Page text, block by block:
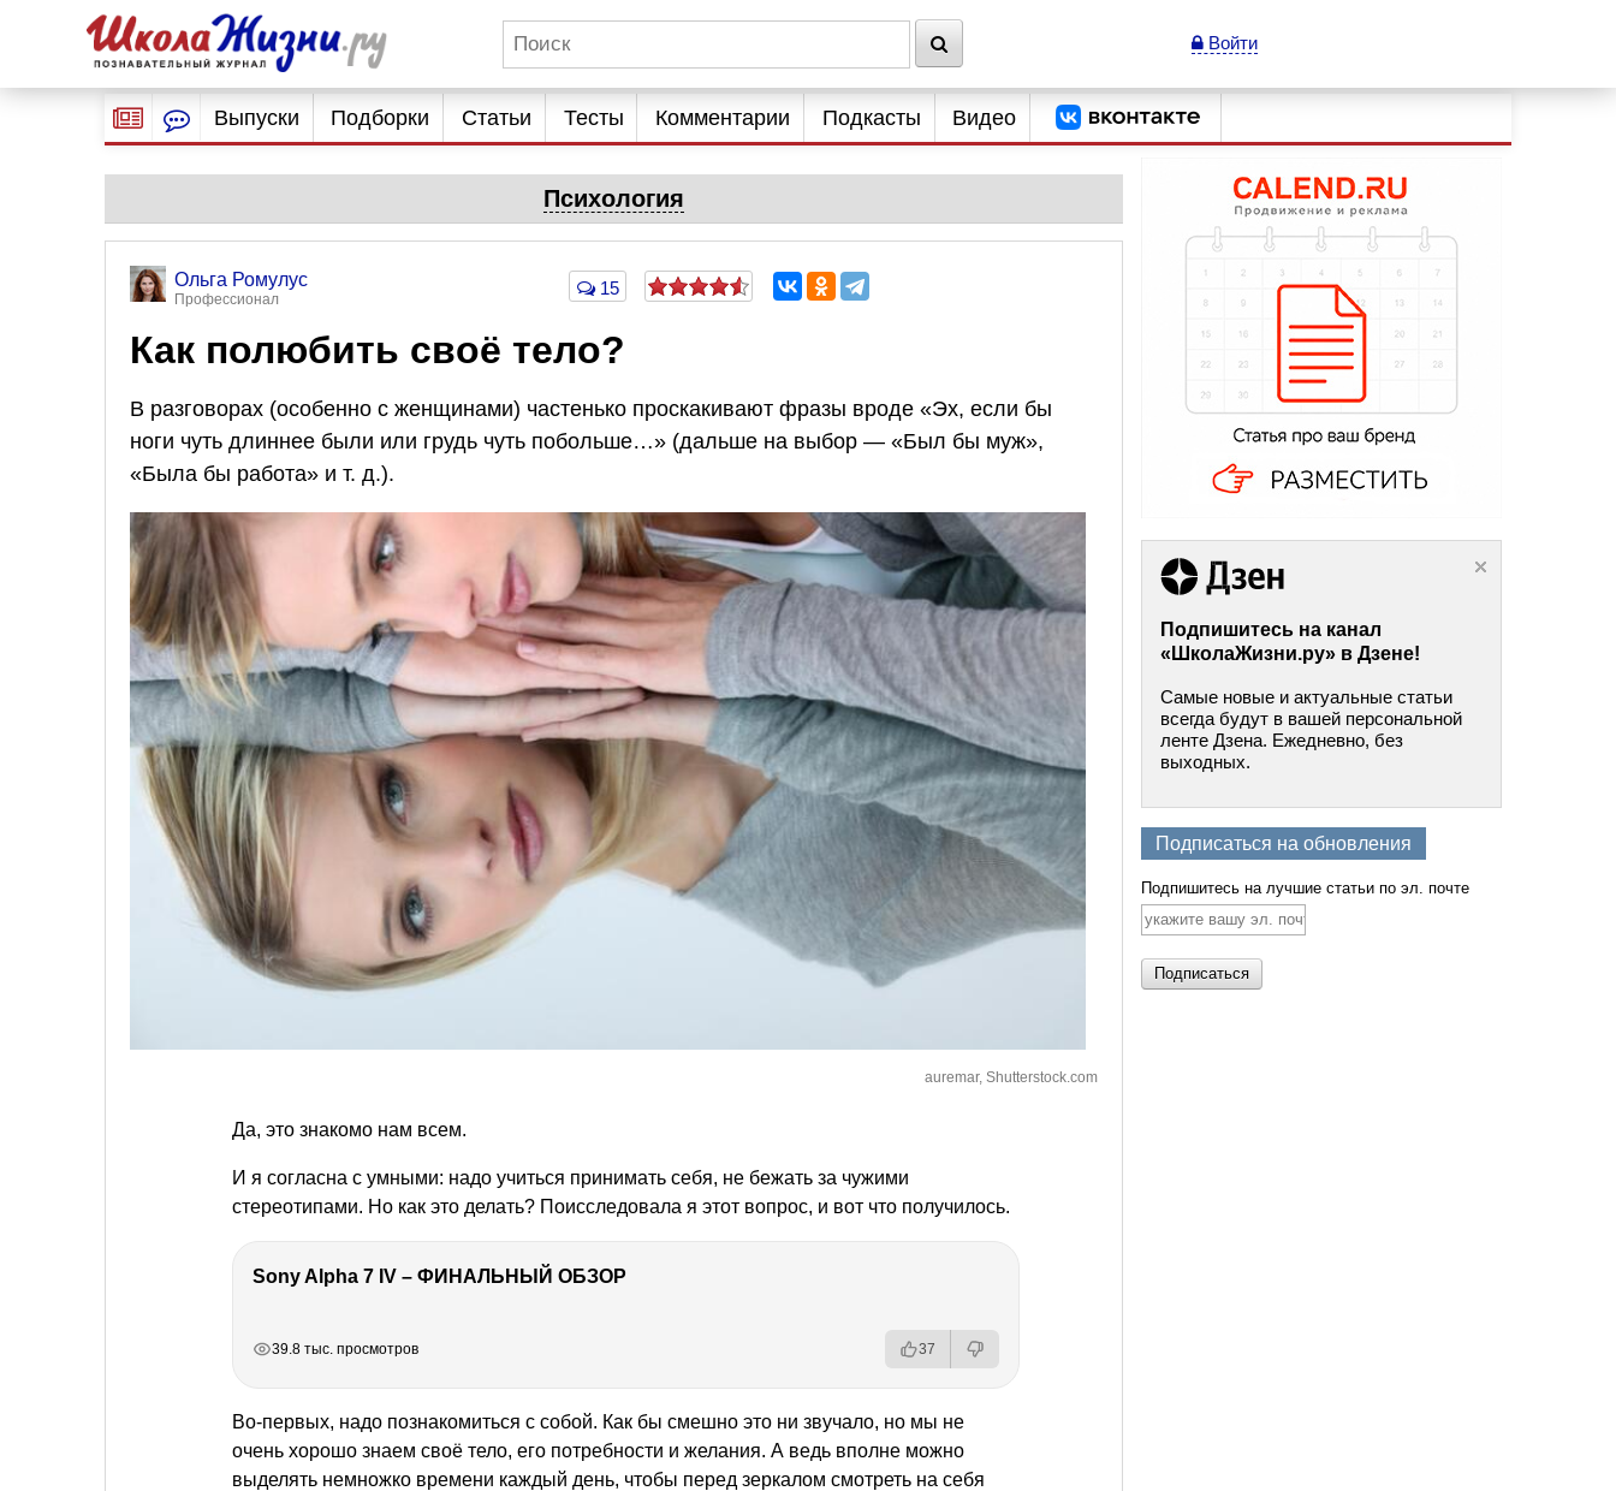
Войти
Выпуски Подборки Статьи Тесты Комментарии Подкасты Видео
Психология
Ольга Ромулус
Профессионал
15
Как полюбить своё тело?
В разговорах (особенно с женщинами) частенько проскакивают фразы вроде «Эх, если бы
ноги чуть длиннее были или грудь чуть побольше…» (дальше на выбор — «Был бы муж»,
«Была бы работа» и т. д.).
auremar, Shutterstock.com
Да, это знакомо нам всем.
И я согласна с умными: надо учиться принимать себя, не бежать за чужими
стереотипами. Но как это делать? Поисследовала я этот вопрос, и вот что получилось.
Sony Alpha 7 IV – ФИНАЛЬНЫЙ ОБЗОР
39.8 тыс. просмотров 37
Во-первых, надо познакомиться с собой. Как бы смешно это ни звучало, но мы не
очень хорошо знаем своё тело, его потребности и желания. А ведь вполне можно
выделять немножко времени каждый день, чтобы перед зеркалом смотреть на себя
Подпишитесь на канал
«ШколаЖизни.ру» в Дзене!
Самые новые и актуальные статьи
всегда будут в вашей персональной
ленте Дзена. Ежедневно, без
выходных.
Подписаться на обновления
Подпишитесь на лучшие статьи по эл. почте